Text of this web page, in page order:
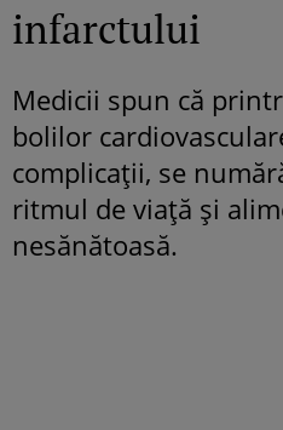
infarctului
Medicii spun că
bolilor
complicații, se
ritmul de viață și
nesănătoasă.